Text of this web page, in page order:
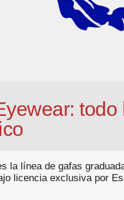
la línea de gafas
licencia exclusiva por